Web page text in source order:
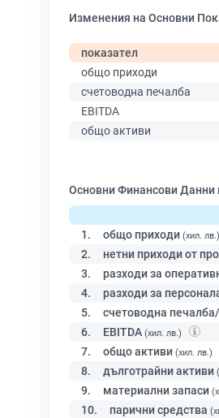
Изменения на Основни
показател
общо приходи
счетоводна печалба
EBITDA
общо активи
Основни Финансови
1.
общо приходи (хил. лв.)
2. нетни приходи от
3. разходи за
4. разходи за
5. счетоводна
6. EBITDA (хил. лв.)
7. общо активи (хил. лв.)
8. дълготрайни активи
9. материални запаси
10. парични средства